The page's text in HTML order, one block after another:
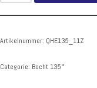
Artikelnummer: QHE135_11Z
Categorie: Bocht 135°